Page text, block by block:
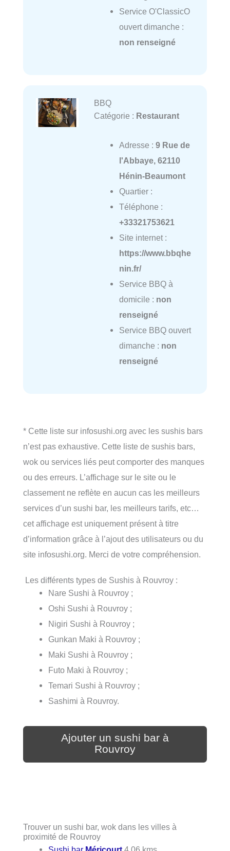
Service O'ClassicO
ouvert dimanche :
non renseigné
BBQ
Catégorie : Restaurant
Adresse : 9 Rue de
l'Abbaye, 62110
Hénin-Beaumont
Quartier :
Téléphone :
+33321753621
Site internet :
https://www.bbqhe
nin.fr/
Service BBQ à
domicile : non
renseigné
Service BBQ ouvert
dimanche : non
renseigné
* Cette liste sur infosushi.org avec les sushis bars
n’est pas exhaustive. Cette liste de sushis bars,
wok ou services liés peut comporter des manques
ou des erreurs. L’affichage sur le site ou le
classement ne reflète en aucun cas les meilleurs
services d’un sushi bar, les meilleurs tarifs, etc…
cet affichage est uniquement présent à titre
d’information grâce à l’ajout des utilisateurs ou du
site infosushi.org. Merci de votre compréhension.
Les différents types de Sushis à Rouvroy :
Nare Sushi à Rouvroy ;
Oshi Sushi à Rouvroy ;
Nigiri Sushi à Rouvroy ;
Gunkan Maki à Rouvroy ;
Maki Sushi à Rouvroy ;
Futo Maki à Rouvroy ;
Temari Sushi à Rouvroy ;
Sashimi à Rouvroy.
Ajouter un sushi bar à
Rouvroy
Trouver un sushi bar, wok dans les villes à
proximité de Rouvroy